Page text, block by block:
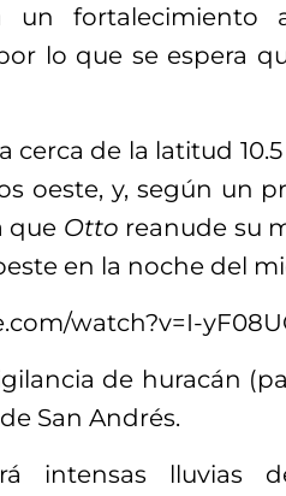
un fortalecimiento
lo que se espera
cerca de la latitud
oeste, y, según un
que Otto reanude su
en la noche del
watch?v=I-
de huracán
San Andrés.
intensas lluvias